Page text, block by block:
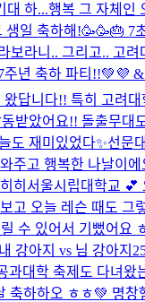
대 하...행복 그 자체인
생일 축하해!🥳🥳🎂 7
라니.. 그리고.. 고
주년 축하 파티!!💚💜
답니다!! 특히 고려
받았어요!! 돌출무
도 재미있었다✨선문
주고 행복한 나날이
히 서울시립대학교 💕
오늘 레슨 때도
수 있어서 기뻤어
내 강아지 vs 님 강아지
대학 축제도 다녀
축하하오 ㅎㅎ💚 명